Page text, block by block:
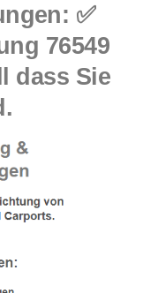
✅
76549
dass Sie